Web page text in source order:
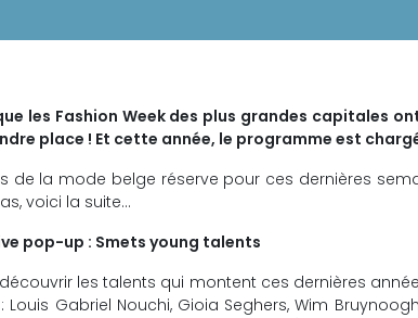
les Fashion Week des plus grandes capitales
place ! Et cette année, le programme est
de la mode belge réserve pour ces dernières
voici la suite…
pop-up : Smets young talents
les talents qui montent ces dernières
Louis Gabriel Nouchi, Gioia Seghers, Wim